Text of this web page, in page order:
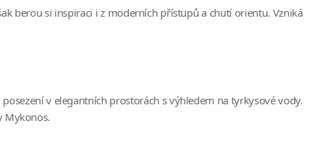
berou si inspiraci i z moderních přístupů a chutí orientu. Vzniká
v elegantních prostorách s výhledem na tyrkysové vody.
Mykonos.